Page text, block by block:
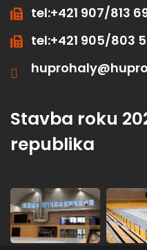
tel:+421 907/813
tel:+421 905/803
Stavba roku
republika